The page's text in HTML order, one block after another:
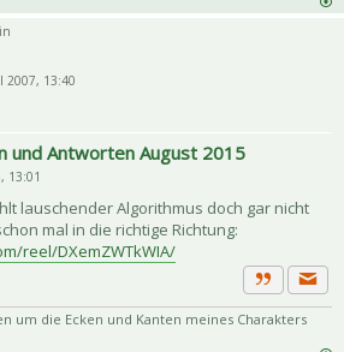
2007, 13:40
und Antworten August 2015
13:01
lauschender Algorithmus doch gar nicht
mal in die richtige Richtung:
reel/DXemZWTkWIA/
Zitat
um die Ecken und Kanten meines Charakters